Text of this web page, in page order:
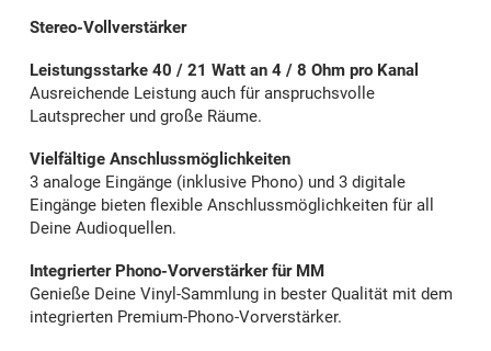
Stereo-Vollverstärker
Leistungsstarke 40 / 21 Watt an 4 / 8 Ohm pro Kanal
Ausreichende Leistung auch für anspruchsvolle
Lautsprecher und große Räume.
Vielfältige Anschlussmöglichkeiten
3 analoge Eingänge (inklusive Phono) und 3 digitale
Eingänge bieten flexible Anschlussmöglichkeiten für all
Deine Audioquellen.
Integrierter Phono-Vorverstärker für MM
Genieße Deine Vinyl-Sammlung in bester Qualität mit dem
integrierten Premium-Phono-Vorverstärker.